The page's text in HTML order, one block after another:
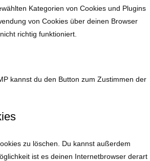
Kategorien von Cookies und Plugins
von Cookies über deinen Browser
richtig funktioniert.
kannst du den Button zum Zustimmen der
zu löschen. Du kannst außerdem
ist es deinen Internetbrowser derart